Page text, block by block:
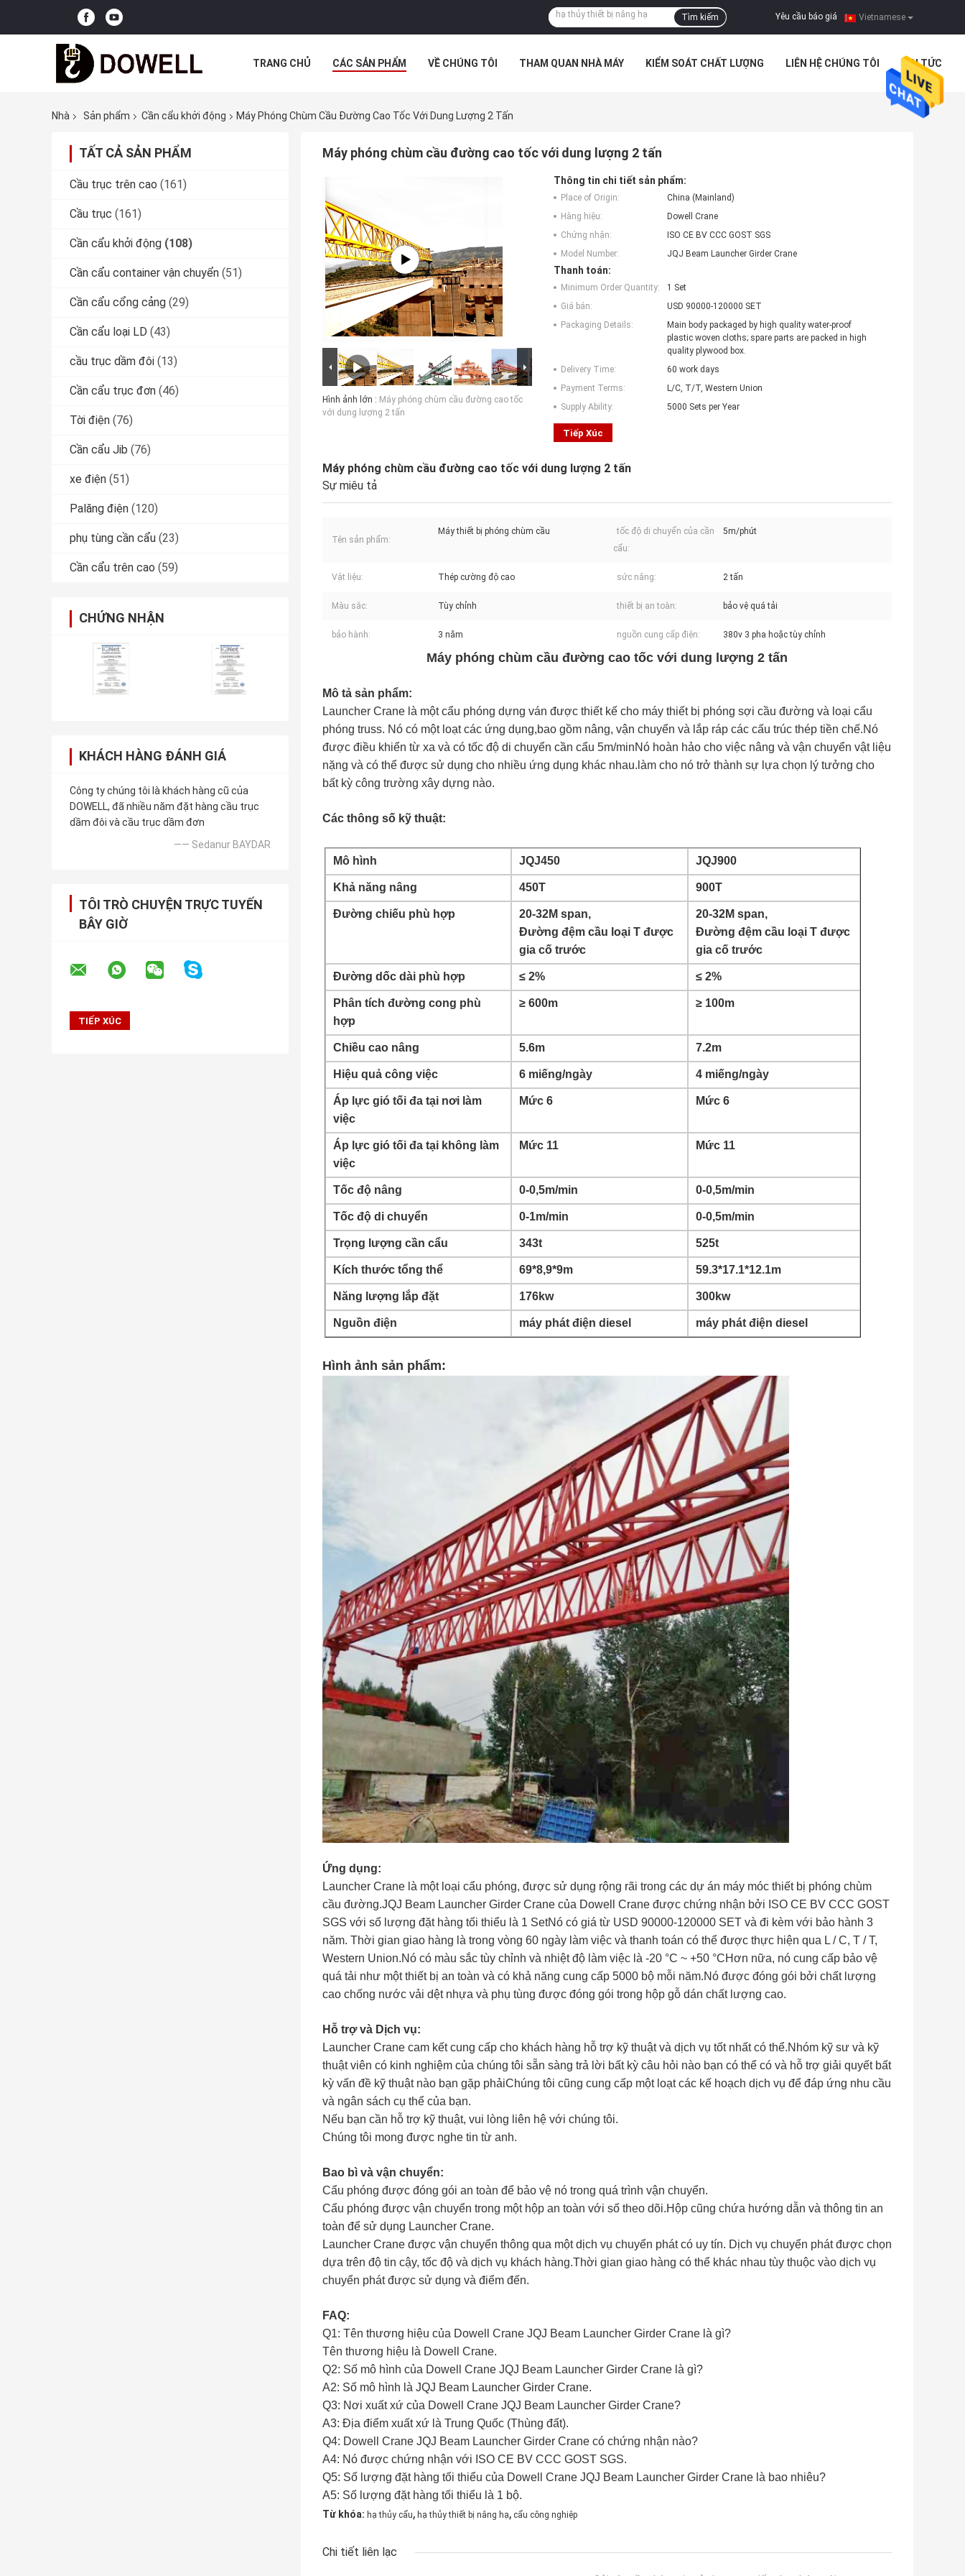
Vietnamese
Yêu cầu báo giá |
Tìm kiếm
TRANG CHỦ CÁC SẢN PHẨM VỀ CHÚNG TÔI THAM QUAN NHÀ MÁY KIỂM SOÁT CHẤT LƯỢNG LIÊN HỆ CHÚNG TÔI TIN TỨC
Nhà
Sản phẩm Cần cẩu khởi động Máy Phóng Chùm Cầu Đường Cao Tốc Với Dung Lượng 2 Tấn
TẤT CẢ SẢN PHẨM
Cầu trục trên cao (161)
Cầu trục (161)
Cần cẩu khởi động (108)
Cần cẩu container vận chuyển (51)
Cần cẩu cổng cảng (29)
Cần cẩu loại LD (43)
cầu trục dầm đôi (13)
Cần cẩu trục đơn (46)
Tời điện (76)
Cần cẩu Jib (76)
xe điện (51)
Palăng điện (120)
phụ tùng cần cẩu (23)
Cần cẩu trên cao (59)
CHỨNG NHẬN
KHÁCH HÀNG ĐÁNH GIÁ
Công ty chúng tôi là khách hàng cũ của
DOWELL, đã nhiều năm đặt hàng cầu trục
dầm đôi và cầu trục dầm đơn
—— Sedanur BAYDAR
TÔI TRÒ CHUYỆN TRỰC TUYẾN
BÂY GIỜ
Máy phóng chùm cầu đường cao tốc với dung lượng 2 tấn
Hình ảnh lớn : Máy phóng chùm cầu đường cao tốc
với dung lượng 2 tấn
Thông tin chi tiết sản phẩm:
Place of Origin:
China (Mainland)
Hàng hiệu:
Dowell Crane
Chứng nhận:
ISO CE BV CCC GOST SGS
Model Number:
JQJ Beam Launcher Girder Crane
Thanh toán:
Minimum Order Quantity:
1 Set
Giá bán:
USD 90000-120000 SET
Packaging Details:
Main body packaged by high quality water-proof
plastic woven cloths; spare parts are packed in high
quality plywood box.
Delivery Time:
60 work days
Payment Terms:
L/C, T/T, Western Union
Supply Ability:
5000 Sets per Year
Tiếp Xúc
Máy phóng chùm cầu đường cao tốc với dung lượng 2 tấn
Sự miêu tả
Tên sản phẩm:
Máy thiết bị phóng chùm cầu
tốc độ di chuyển của cần
cẩu:
5m/phút
Vật liệu: Thép cường độ cao sức nâng: 2 tấn
Màu sắc: Tùy chỉnh thiết bị an toàn: bảo vệ quá tải
bảo hành: 3 năm nguồn cung cấp điện: 380v 3 pha hoặc tùy chỉnh
Máy phóng chùm cầu đường cao tốc với dung lượng 2 tấn
Mô tả sản phẩm:
Launcher Crane là một cẩu phóng dựng ván được thiết kế cho máy thiết bị phóng sợi cầu đường và loại cẩu
phóng truss. Nó có một loạt các ứng dụng,bao gồm nâng, vận chuyển và lắp ráp các cấu trúc thép tiền chế.Nó
được điều khiển từ xa và có tốc độ di chuyển cần cẩu 5m/minNó hoàn hảo cho việc nâng và vận chuyển vật liệu
nặng và có thể được sử dụng cho nhiều ứng dụng khác nhau.làm cho nó trở thành sự lựa chọn lý tưởng cho
bất kỳ công trường xây dựng nào.
Các thông số kỹ thuật:
Mô hình JQJ450 JQJ900
Khả năng nâng 450T 900T
Đường chiếu phù hợp
20-32M span,
Đường đệm cầu loại T được
gia cố trước
20-32M span,
Đường đệm cầu loại T được
gia cố trước
Đường dốc dài phù hợp ≤ 2% ≤ 2%
Phân tích đường cong phù
hợp
≥ 600m ≥ 100m
Chiều cao nâng 5.6m 7.2m
Hiệu quả công việc 6 miếng/ngày 4 miếng/ngày
Áp lực gió tối đa tại nơi làm
việc
Mức 6 Mức 6
Áp lực gió tối đa tại không làm
việc
Mức 11 Mức 11
Tốc độ nâng 0-0,5m/min 0-0,5m/min
Tốc độ di chuyển 0-1m/min 0-0,5m/min
Trọng lượng cần cẩu 343t 525t
Kích thước tổng thể 69*8,9*9m 59.3*17.1*12.1m
Năng lượng lắp đặt 176kw 300kw
Nguồn điện máy phát điện diesel máy phát điện diesel
Hình ảnh sản phẩm:
Ứng dụng:
Launcher Crane là một loại cẩu phóng, được sử dụng rộng rãi trong các dự án máy móc thiết bị phóng chùm
cầu đường.JQJ Beam Launcher Girder Crane của Dowell Crane được chứng nhận bởi ISO CE BV CCC GOST
SGS với số lượng đặt hàng tối thiểu là 1 SetNó có giá từ USD 90000-120000 SET và đi kèm với bảo hành 3
năm. Thời gian giao hàng là trong vòng 60 ngày làm việc và thanh toán có thể được thực hiện qua L / C, T / T,
Western Union.Nó có màu sắc tùy chỉnh và nhiệt độ làm việc là -20 °C ~ +50 °CHơn nữa, nó cung cấp bảo vệ
quá tải như một thiết bị an toàn và có khả năng cung cấp 5000 bộ mỗi năm.Nó được đóng gói bởi chất lượng
cao chống nước vải dệt nhựa và phụ tùng được đóng gói trong hộp gỗ dán chất lượng cao.
Hỗ trợ và Dịch vụ:
Launcher Crane cam kết cung cấp cho khách hàng hỗ trợ kỹ thuật và dịch vụ tốt nhất có thể.Nhóm kỹ sư và kỹ
thuật viên có kinh nghiệm của chúng tôi sẵn sàng trả lời bất kỳ câu hỏi nào bạn có thể có và hỗ trợ giải quyết bất
kỳ vấn đề kỹ thuật nào bạn gặp phảiChúng tôi cũng cung cấp một loạt các kế hoạch dịch vụ để đáp ứng nhu cầu
và ngân sách cụ thể của bạn.
Nếu bạn cần hỗ trợ kỹ thuật, vui lòng liên hệ với chúng tôi.
Chúng tôi mong được nghe tin từ anh.
Bao bì và vận chuyển:
Cẩu phóng được đóng gói an toàn để bảo vệ nó trong quá trình vận chuyển.
Cẩu phóng được vận chuyển trong một hộp an toàn với số theo dõi.Hộp cũng chứa hướng dẫn và thông tin an
toàn để sử dụng Launcher Crane.
Launcher Crane được vận chuyển thông qua một dịch vụ chuyển phát có uy tín. Dịch vụ chuyển phát được chọn
dựa trên độ tin cậy, tốc độ và dịch vụ khách hàng.Thời gian giao hàng có thể khác nhau tùy thuộc vào dịch vụ
chuyển phát được sử dụng và điểm đến.
FAQ:
Q1: Tên thương hiệu của Dowell Crane JQJ Beam Launcher Girder Crane là gì?
Tên thương hiệu là Dowell Crane.
Q2: Số mô hình của Dowell Crane JQJ Beam Launcher Girder Crane là gì?
A2: Số mô hình là JQJ Beam Launcher Girder Crane.
Q3: Nơi xuất xứ của Dowell Crane JQJ Beam Launcher Girder Crane?
A3: Địa điểm xuất xứ là Trung Quốc (Thùng đất).
Q4: Dowell Crane JQJ Beam Launcher Girder Crane có chứng nhận nào?
A4: Nó được chứng nhận với ISO CE BV CCC GOST SGS.
Q5: Số lượng đặt hàng tối thiểu của Dowell Crane JQJ Beam Launcher Girder Crane là bao nhiêu?
A5: Số lượng đặt hàng tối thiểu là 1 bộ.
Từ khóa: hạ thủy cẩu, hạ thủy thiết bị nâng hạ, cẩu công nghiệp
Chi tiết liên lạc